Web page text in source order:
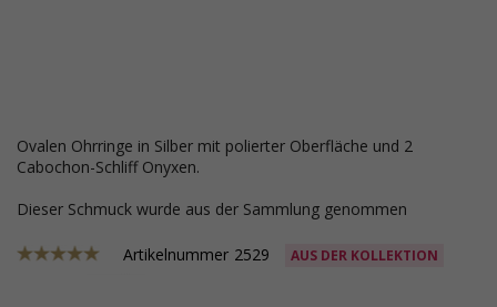
ovalen Ohrringe in Silber mit polierter Oberfläche und 2
Cabochon-Schliff Onyxen.
Dieser Schmuck wurde aus der Sammlung genommen
Artikelnummer 2529 AUS DER KOLLEKTION